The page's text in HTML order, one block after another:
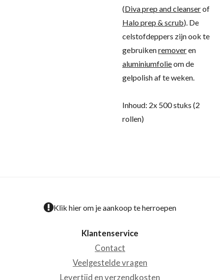
(Diva prep and cleanserof
Halo prep & scrub). De
celstofdeppers zijn ook te
gebruikenremoveren
aluminiumfolieom de
gelpolish af te weken.
Inhoud: 2x 500 stuks (2
rollen)
Klik hier om je aankoop te herroepen
Klantenservice
Contact
Veelgestelde vragen
Levertijd en verzendkosten